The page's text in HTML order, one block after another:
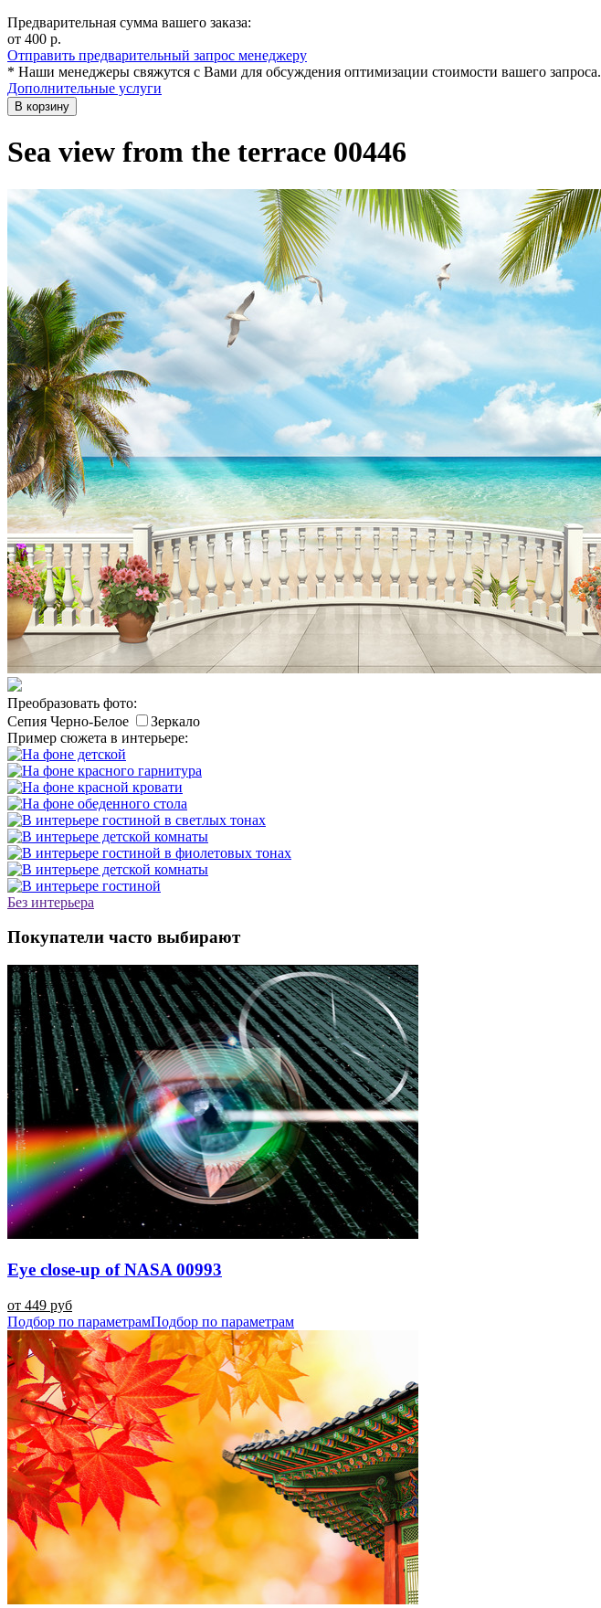
Предварительная сумма вашего заказа:
от 400 р.
Отправить предварительный запрос менеджеру
* Наши менеджеры свяжутся с Вами для обсуждения оптимизации стоимости вашего запроса.
Дополнительные услуги
В корзину
Sea view from the terrace 00446
Преобразовать фото:
Сепия Черно-Белое
Зеркало
Пример сюжета в интерьере:
Без интерьера
Покупатели часто выбирают
Eye close-up of NASA 00993
от 449 руб
Подбор по параметрамПодбор по параметрам